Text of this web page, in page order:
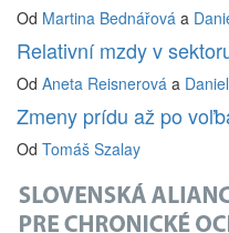
Od Martina Bednářová a
Relativní mzdy v
Od Aneta Reisnerová a
Zmeny prídu až po
Od Tomáš Szalay